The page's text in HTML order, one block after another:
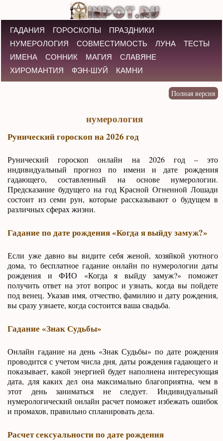
ГАДАНИЯ ГОРОСКОПЫ
ПРАЗДНИКИ
НУМЕРОЛОГИЯ
СОВМЕСТИМОСТЬ ЛУНА
ТЕСТЫ
ИМЕНА
СОННИК МАГИЯ
СЛАВЯНЕ
ХИРОМАНТИЯ
ФЭН-ШУЙ КАМНИ
нумерология
Рунический гороскоп на 2026 год
Рунический гороскоп онлайн на 2026 год – это
индивидуальный прогноз по имени и дате рождения
гадающего, составленный на основе нумерологии.
Предсказание будущего на год Красной Огненной Лошади
состоит из семи рун, которые рассказывают о будущем в
различных сферах жизни.
Гадание по дате рождения «Когда я выйду замуж?»
Если уже давно вы видите себя женой, хозяйкой уютного
дома, то бесплатное гадание онлайн по нумерологии даты
рождения и ФИО «Когда я выйду замуж?» поможет
получить ответ на этот вопрос и узнать, когда вы пойдете
под венец. Указав имя, отчество, фамилию и дату рождения,
вы сразу узнаете, когда состоится ваша свадьба.
Гадание «Знак Судьбы»
Онлайн гадание на день «Знак Судьбы» по дате рождения
проводится с учетом числа дня, даты рождения гадающего и
показывает, какой энергией будет наполнена интересующая
дата, для каких дел она максимально благоприятна, чем в
этот день заниматься не следует. Индивидуальный
нумерологический онлайн расчет поможет избежать ошибок
и промахов, правильно спланировать дела.
Расчет сексуальности по дате рождения